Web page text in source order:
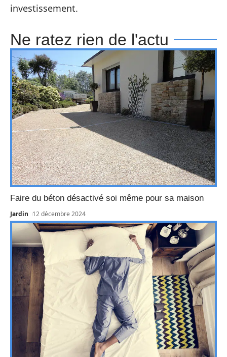
investissement.
Ne ratez rien de l'actu
Faire du béton désactivé soi même pour sa maison
Jardin 12 décembre 2024